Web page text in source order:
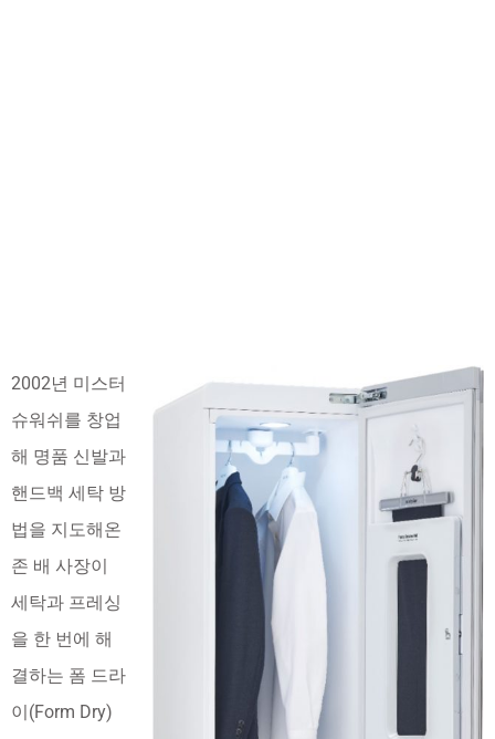
2002년 미스터
슈워쉬를 창업
해 명품 신발과
핸드백 세탁 방
법을 지도해온
존 배 사장이
세탁과 프레싱
을 한 번에 해
결하는 폼 드라
이(Form Dry)